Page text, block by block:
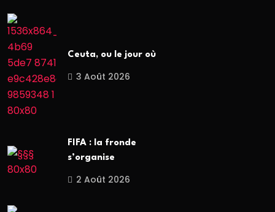
Ceuta, ou le jour où
3 Août 2026
FIFA : la fronde
s’organise
2 Août 2026